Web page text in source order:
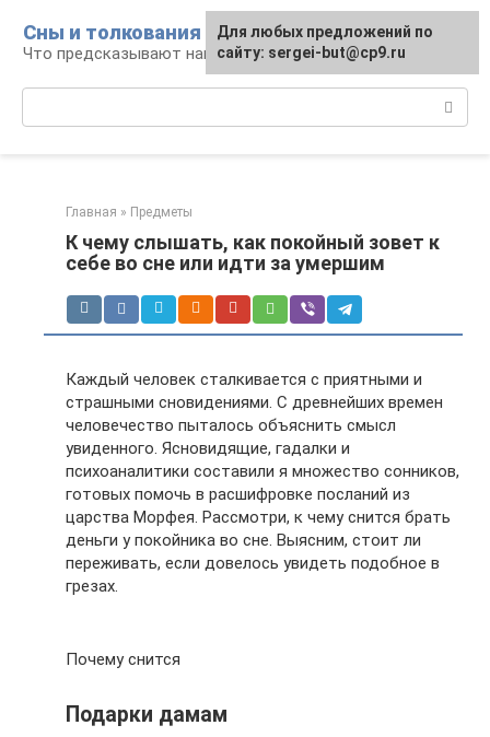
контенту
Сны и толкования
Что предсказывают нам наши сны
Главная » Предметы
К чему слышать, как покойный зовет к
себе во сне или идти за умершим
Каждый человек сталкивается с приятными и
страшными сновидениями. С древнейших времен
человечество пыталось объяснить смысл
увиденного. Ясновидящие, гадалки и
психоаналитики составили я множество сонников,
готовых помочь в расшифровке посланий из
царства Морфея. Рассмотри, к чему снится брать
деньги у покойника во сне. Выясним, стоит ли
переживать, если довелось увидеть подобное в
грезах.
Почему снится
Подарки дамам
Для любых предложений по
сайту: sergei-but@cp9.ru